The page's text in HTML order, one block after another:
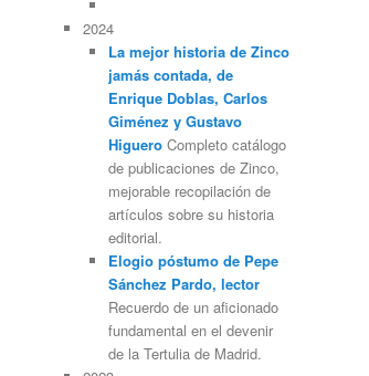
2024
La mejor historia de Zinco
jamás contada, de
Enrique Doblas, Carlos
Giménez y Gustavo
HigueroCompleto catálogo
de publicaciones de Zinco,
mejorable recopilación de
artículos sobre su historia
editorial.
Elogio póstumo de Pepe
Sánchez Pardo, lector
Recuerdo de un aficionado
fundamental en el devenir
de la Tertulia de Madrid.